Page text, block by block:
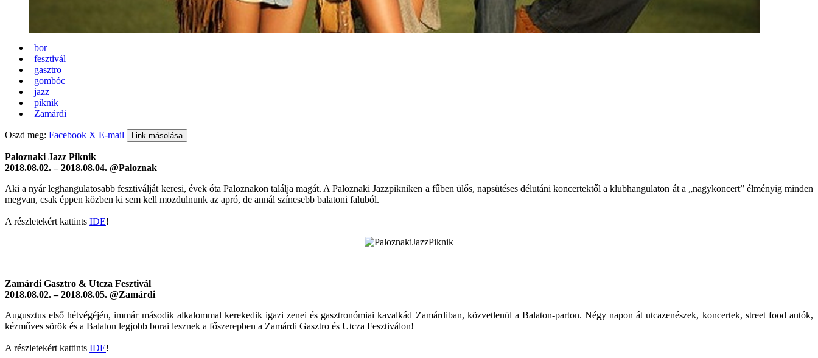
bor
fesztivál
gasztro
gombóc
jazz
piknik
Zamárdi
Oszd meg: Facebook X E-mail Link másolása
Paloznaki Jazz Piknik
2018.08.02. – 2018.08.04. @Paloznak
Aki a nyár leghangulatosabb fesztiválját keresi, évek óta Paloznakon találja magát. A Paloznaki Jazzpikniken a fűben ülős, napsütéses délutáni koncertektől a klubhangulaton át a „nagykoncert” élményig minden
megvan, csak éppen közben ki sem kell mozdulnunk az apró, de annál színesebb balatoni faluból.
A részletekért kattints IDE!
Zamárdi Gasztro & Utcza Fesztivál
2018.08.02. – 2018.08.05. @Zamárdi
Augusztus első hétvégéjén, immár második alkalommal kerekedik igazi zenei és gasztronómiai kavalkád Zamárdiban, közvetlenül a Balaton-parton. Négy napon át utcazenészek, koncertek, street food autók,
kézműves sörök és a Balaton legjobb borai lesznek a főszerepben a Zamárdi Gasztro és Utcza Fesztiválon!
A részletekért kattints IDE!